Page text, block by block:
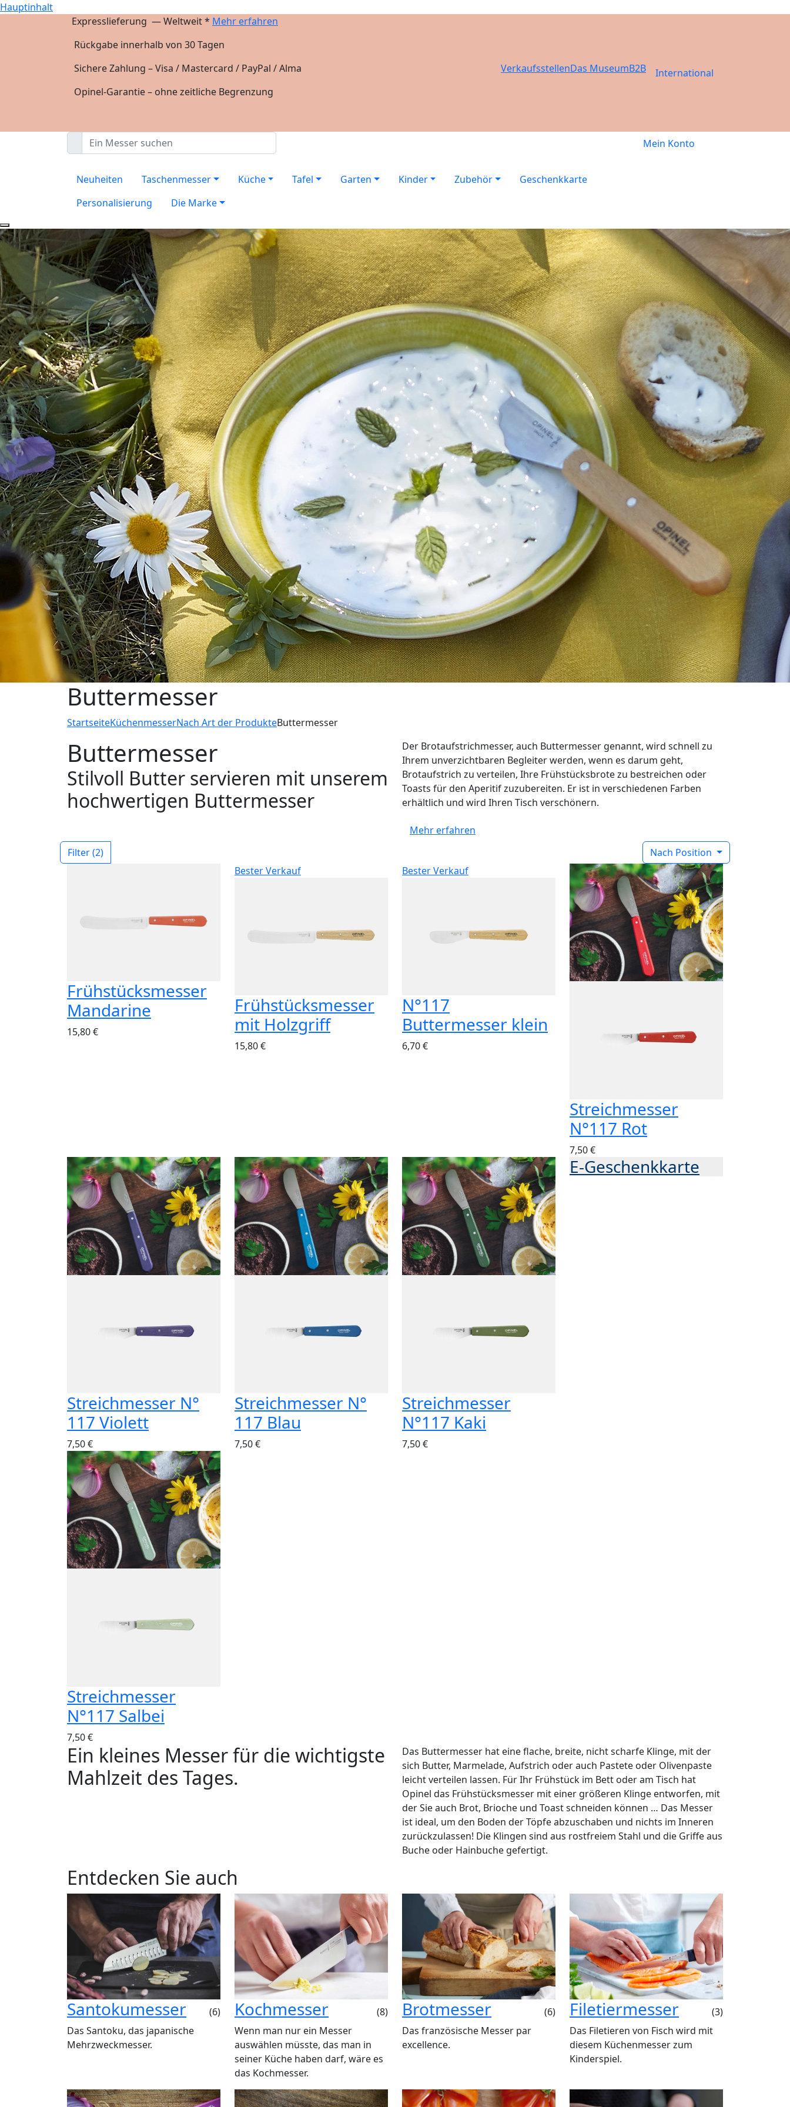
Hauptinhalt
Expresslieferung — Weltweit * Mehr erfahren
Rückgabe innerhalb von 30 Tagen
Sichere Zahlung – Visa / Mastercard / PayPal / Alma
Opinel-Garantie – ohne zeitliche Begrenzung
VerkaufsstellenDas MuseumB2B International
Mein Konto
Neuheiten Taschenmesser Küche Tafel Garten Kinder Zubehör
Geschenkkarte
Personalisierung
Die Marke
Buttermesser
StartseiteKüchenmesserNach Art der ProdukteButtermesser
Buttermesser
Stilvoll Butter servieren mit unserem
hochwertigen Buttermesser
Der Brotaufstrichmesser, auch Buttermesser genannt, wird schnell zu
Ihrem unverzichtbaren Begleiter werden, wenn es darum geht,
Brotaufstrich zu verteilen, Ihre Frühstücksbrote zu bestreichen oder
Toasts für den Aperitif zuzubereiten. Er ist in verschiedenen Farben
erhältlich und wird Ihren Tisch verschönern.
Mehr erfahren
Filter(2) Nach Position
Frühstücksmesser
Mandarine
15,80 €
Bester Verkauf
Frühstücksmesser
mit Holzgriff
15,80 €
Bester Verkauf
N°117
Buttermesser klein
6,70 €
Streichmesser
N°117 Rot
7,50 €
Streichmesser N°
117 Violett
7,50 €
Streichmesser N°
117 Blau
7,50 €
Streichmesser
N°117 Kaki
7,50 €
E-Geschenkkarte
Streichmesser
N°117 Salbei
7,50 €
Ein kleines Messer für die wichtigste
Mahlzeit des Tages.
Das Buttermesser hat eine flache, breite, nicht scharfe Klinge, mit der
sich Butter, Marmelade, Aufstrich oder auch Pastete oder Olivenpaste
leicht verteilen lassen. Für Ihr Frühstück im Bett oder am Tisch hat
Opinel das Frühstücksmesser mit einer größeren Klinge entworfen, mit
der Sie auch Brot, Brioche und Toast schneiden können … Das Messer
ist ideal, um den Boden der Töpfe abzuschaben und nichts im Inneren
zurückzulassen! Die Klingen sind aus rostfreiem Stahl und die Griffe aus
Buche oder Hainbuche gefertigt.
Entdecken Sie auch
Santokumesser
(6)
Das Santoku, das japanische
Mehrzweckmesser.
Kochmesser
(8)
Wenn man nur ein Messer
auswählen müsste, das man in
seiner Küche haben darf, wäre es
das Kochmesser.
Brotmesser
(6)
Das französische Messer par
excellence.
Filetiermesser
(3)
Das Filetieren von Fisch wird mit
diesem Küchenmesser zum
Kinderspiel.